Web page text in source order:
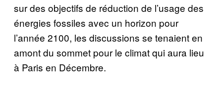
sur des objectifs de réduction de l’usage des
énergies fossiles avec un horizon pour
l’année 2100, les discussions se tenaient en
amont du sommet pour le climat qui aura lieu
à Paris en Décembre.